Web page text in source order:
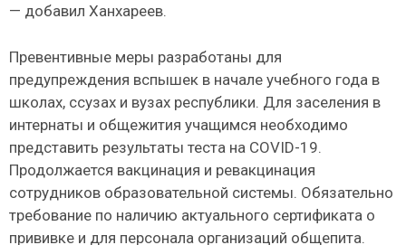
— добавил Ханхареев.
Превентивные меры разработаны для
предупреждения вспышек в начале учебного года в
школах, ссузах и вузах республики. Для заселения в
интернаты и общежития учащимся необходимо
представить результаты теста на COVID-19.
Продолжается вакцинация и ревакцинация
сотрудников образовательной системы. Обязательно
требование по наличию актуального сертификата о
прививке и для персонала организаций общепита.